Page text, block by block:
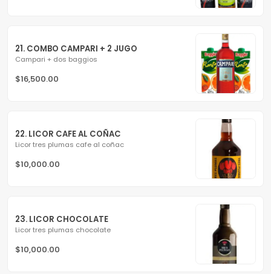
21. COMBO CAMPARI + 2 JUGO
Campari + dos baggios
$16,500.00
22. LICOR CAFE AL COÑAC
Licor tres plumas cafe al coñac
$10,000.00
23. LICOR CHOCOLATE
Licor tres plumas chocolate
$10,000.00